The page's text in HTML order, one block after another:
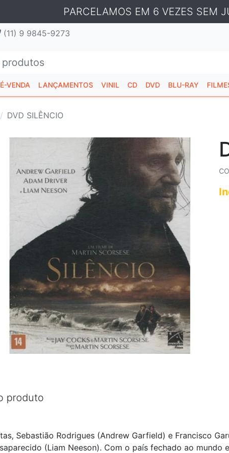
PARCELAMOS EM 6 VEZES SEM
(11) 9 9845-9273
VENDA LANÇAMENTOS VINIL CD DVD BLU-RAY
DVD SILÊNCIO
produto
Sebastião Rodrigues (Andrew Garfield) e Francisco
(Liam Neeson). Com o país fechado ao